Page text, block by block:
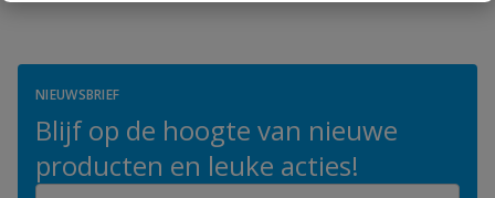
NIEUWSBRIEF
Blijf op de hoogte van nieuwe
producten en leuke acties!